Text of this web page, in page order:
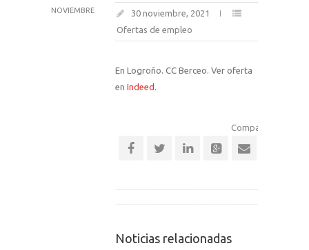
NOVIEMBRE
30 noviembre, 2021
Ofertas de empleo
En Logroño. CC Berceo. Ver oferta
en Indeed .
Comparte esta
Noticias relacionadas